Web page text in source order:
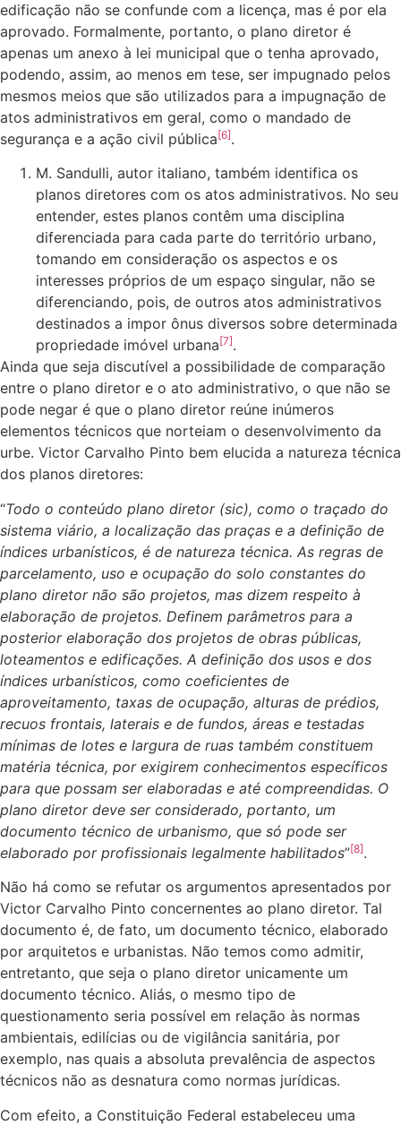
edificação não se confunde com a licença, mas é por ela
aprovado. Formalmente, portanto, o plano diretor é
apenas um anexo à lei municipal que o tenha aprovado,
podendo, assim, ao menos em tese, ser impugnado pelos
mesmos meios que são utilizados para a impugnação de
atos administrativos em geral, como o mandado de
segurança e a ação civil pública[6].
M. Sandulli, autor italiano, também identifica os
planos diretores com os atos administrativos. No seu
entender, estes planos contêm uma disciplina
diferenciada para cada parte do território urbano,
tomando em consideração os aspectos e os
interesses próprios de um espaço singular, não se
diferenciando, pois, de outros atos administrativos
destinados a impor ônus diversos sobre determinada
propriedade imóvel urbana[7].
Ainda que seja discutível a possibilidade de comparação
entre o plano diretor e o ato administrativo, o que não se
pode negar é que o plano diretor reúne inúmeros
elementos técnicos que norteiam o desenvolvimento da
urbe. Victor Carvalho Pinto bem elucida a natureza técnica
dos planos diretores:
“Todo o conteúdo plano diretor (sic), como o traçado do
sistema viário, a localização das praças e a definição de
índices urbanísticos, é de natureza técnica. As regras de
parcelamento, uso e ocupação do solo constantes do
plano diretor não são projetos, mas dizem respeito à
elaboração de projetos. Definem parâmetros para a
posterior elaboração dos projetos de obras públicas,
loteamentos e edificações. A definição dos usos e dos
índices urbanísticos, como coeficientes de
aproveitamento, taxas de ocupação, alturas de prédios,
recuos frontais, laterais e de fundos, áreas e testadas
mínimas de lotes e largura de ruas também constituem
matéria técnica, por exigirem conhecimentos específicos
para que possam ser elaboradas e até compreendidas. O
plano diretor deve ser considerado, portanto, um
documento técnico de urbanismo, que só pode ser
elaborado por profissionais legalmente habilitados”[8].
Não há como se refutar os argumentos apresentados por
Victor Carvalho Pinto concernentes ao plano diretor. Tal
documento é, de fato, um documento técnico, elaborado
por arquitetos e urbanistas. Não temos como admitir,
entretanto, que seja o plano diretor unicamente um
documento técnico. Aliás, o mesmo tipo de
questionamento seria possível em relação às normas
ambientais, edilícias ou de vigilância sanitária, por
exemplo, nas quais a absoluta prevalência de aspectos
técnicos não as desnatura como normas jurídicas.
Com efeito, a Constituição Federal estabeleceu uma